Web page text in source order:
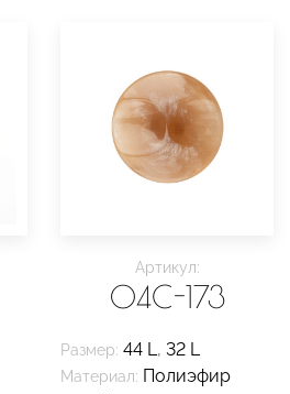
Артикул:
04C-173
Размер: 44 L, 32 L
Материал: Полиэфир